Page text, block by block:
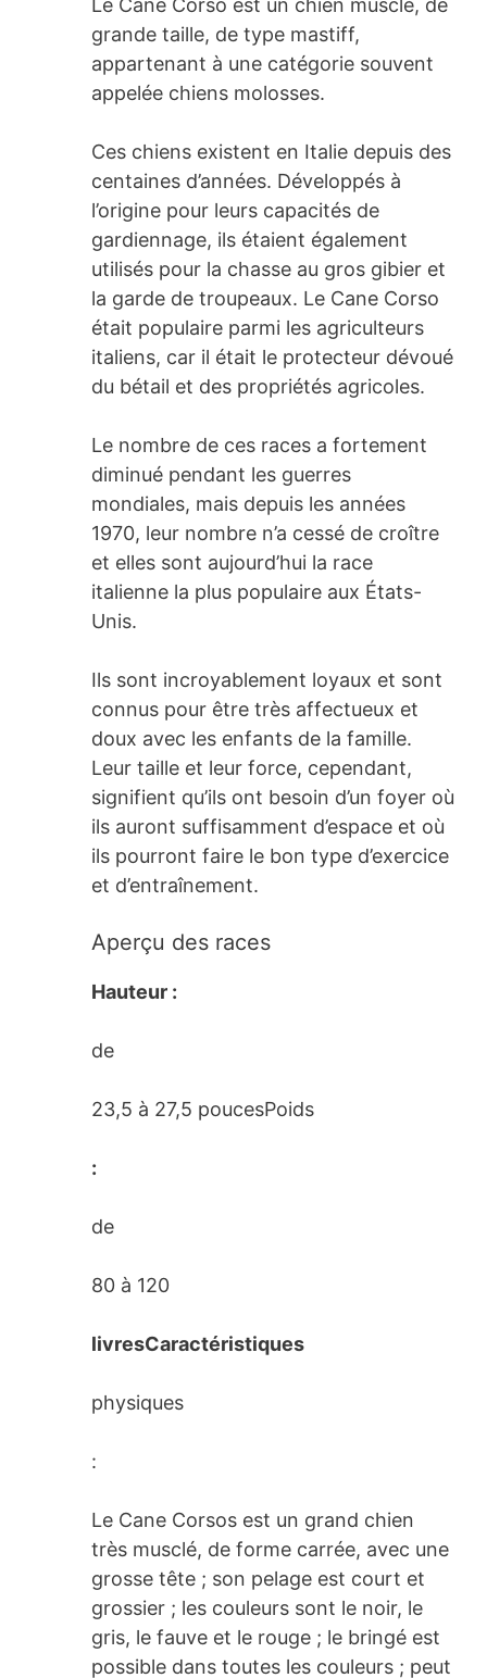
Le Cane Corso est un chien musclé, de
grande taille, de type mastiff,
appartenant à une catégorie souvent
appelée chiens molosses.
Ces chiens existent en Italie depuis des
centaines d’années. Développés à
l’origine pour leurs capacités de
gardiennage, ils étaient également
utilisés pour la chasse au gros gibier et
la garde de troupeaux. Le Cane Corso
était populaire parmi les agriculteurs
italiens, car il était le protecteur dévoué
du bétail et des propriétés agricoles.
Le nombre de ces races a fortement
diminué pendant les guerres
mondiales, mais depuis les années
1970, leur nombre n’a cessé de croître
et elles sont aujourd’hui la race
italienne la plus populaire aux États-
Unis.
Ils sont incroyablement loyaux et sont
connus pour être très affectueux et
doux avec les enfants de la famille.
Leur taille et leur force, cependant,
signifient qu’ils ont besoin d’un foyer où
ils auront suffisamment d’espace et où
ils pourront faire le bon type d’exercice
et d’entraînement.
Aperçu des races
Hauteur :
de
23,5 à 27,5 poucesPoids
:
de
80 à 120
livresCaractéristiques
physiques
:
Le Cane Corsos est un grand chien
très musclé, de forme carrée, avec une
grosse tête ; son pelage est court et
grossier ; les couleurs sont le noir, le
gris, le fauve et le rouge ; le bringé est
possible dans toutes les couleurs ; peut